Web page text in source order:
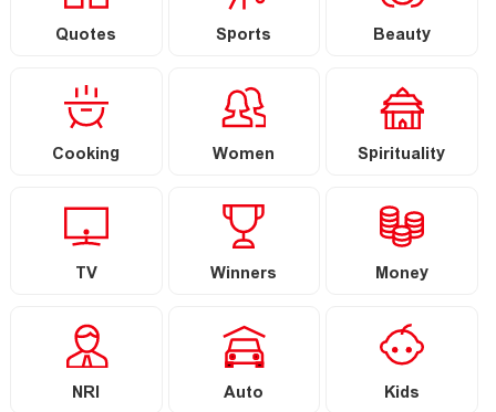
Quotes Sports Beauty
Cooking Women Spirituality
TV Winners Money
NRI Auto Kids